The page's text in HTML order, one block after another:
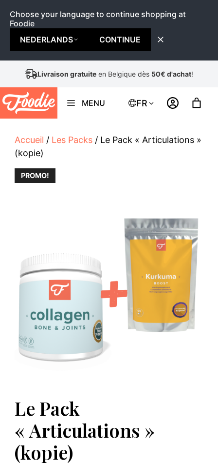
Choose your language to continue shopping at
Foodie
NEDERLANDS
CONTINUE
contenu
Livraison gratuiteen Belgique dès 50€ d'achat!
MENU FR
Accueil / Les Packs / Le Pack « Articulations »
(kopie)
PROMO!
Le Pack
« Articulations »
(kopie)